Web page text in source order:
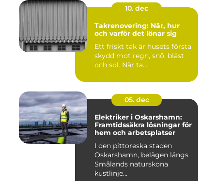
10. dec
Takrenovering: När, hur
och varför det lönar sig
Ett friskt tak är husets första
skydd mot regn, snö, blåst
och sol. När ta...
05. dec
Elektriker i Oskarshamn:
Framtidssäkra lösningar för
hem och arbetsplatser
I den pittoreska staden
Oskarshamn, belägen längs
Smålands natursköna
kustlinje...